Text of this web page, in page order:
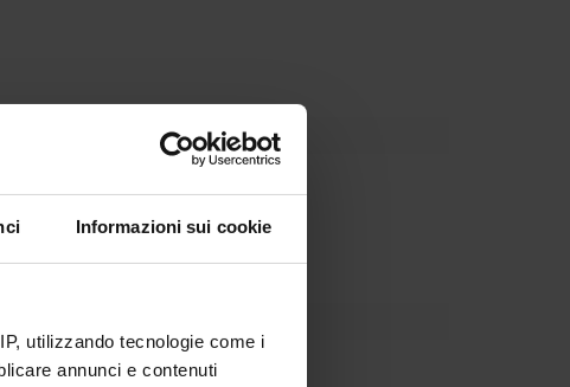
Informazioni sui cookie
utilizzando tecnologie come i
annunci e contenuti
Le Moigne